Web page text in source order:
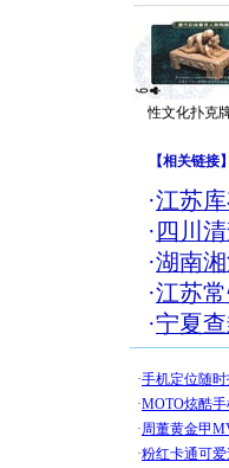
性文化扑克
【相关链接】
·江苏
· 四川
·湖南
·江苏
·宁夏